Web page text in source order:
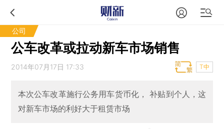
公司
公车改革或拉动新车市场销售
2014年07月17日 17:33 T中
本次公车改革施行公务用车货币化， 补贴到个人，这
对新车市场的利好大于租赁市场